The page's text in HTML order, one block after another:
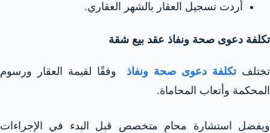
أردت تسجيل العقار بالشهر العقاري.
تكلفة دعوى صحة ونفاذ عقد بيع شقة
تختلفتكلفة دعوى صحة ونفاذ وفقًا لقيمة العقار ورسوم
المحكمة وأتعاب المحاماة.
ويفضل استشارة محامٍ متخصص قبل البدء في الإجراءات